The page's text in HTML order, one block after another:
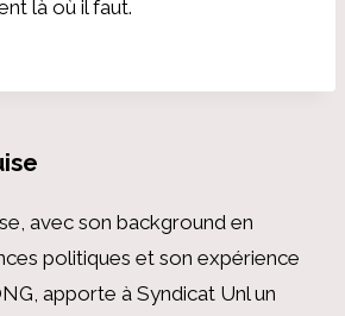
là où il faut.
avec son background en
politiques et son expérience
apporte à Syndicat Unl un